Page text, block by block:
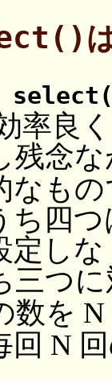
率良
残念
なも
ち四
定し
三つ
数を
回 N